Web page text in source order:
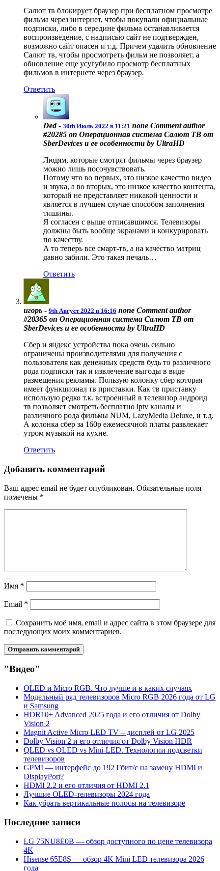
Салют тв блокирует браузер при бесплатном просмотре
фильма через интернет, чтобы покупали официальные
подписки, либо в середине фильма останавливается
воспроизведение, с надписью сайт не подтвержден,
возможно сайт опасен и т.д. Причем удалить обновление
Салют тв, чтобы просмотреть фильм не позволяет, а
обновление еще усугубило просмотр бесплатных
фильмов в интернете через браузер.
Ответить
Ded - 30th Июль 2022 в 11:21 none Comment author
#20285 on Операционная система Салют ТВ от
SberDevices и ее особенности by UltraHD
Людям, которые смотрят фильмы через браузер
можно лишь посочувствовать.
Потому что во первых, это низкое качество видео
и звука, а во вторых, это низкое качество контента,
который не представляет никакой ценности и
является в лучшем случае способом заполнения
тишины.
Я согласен с выше отписавшимся. Телевизоры
должны быть вообще экранами и конкурировать
по качеству.
А то теперь все смарт-тв, а на качество матриц
давно забили. Это такая печаль…
Ответить
игорь - 9th Август 2022 в 16:16 none Comment author
#20365 on Операционная система Салют ТВ от
SberDevices и ее особенности by UltraHD
Сбер и яндекс устройства пока очень сильно
ограничены производителями для получения с
пользователя как денежных средств будь то различного
рода подписки так и извлечение выгоды в виде
размещения рекламы. Пользую колонку сбер которая
имеет функционал тв приставки. Как тв приставку
использую редко т.к. встроенный в телевизор андроид
тв позволяет смотреть бесплатно iptv каналы и
различного рода фильмы NUM, LazyMedia Deluxe, и т.д.
А колонка сбер за 160р ежемесячной платы развлекает
утром музыкой на кухне.
Ответить
Добавить комментарий
Ваш адрес email не будет опубликован. Обязательные поля
помечены *
Имя *
Email *
Сохранить моё имя, email и адрес сайта в этом браузере для
последующих моих комментариев.
"Видео"
OLED и Micro RGB. Что лучше и в каких случаях
Модельный ряд телевизоров Micro RGB 2026 года от LG
и Samsung
HDR10+ Advanced 2025 года и его отличия от Dolby
Vision 2
Magnit Active Micro LED TV – дисплей от LG 2025
Dolby Vision 2 и его отличия от Dolby Vision HDR
QLED vs OLED vs Mini-LED. Технологии подсветки
телевизоров
GPMI — интерфейс до 192 Гбит/с на замену HDMI и
DisplayPort?
HDMI 2.2 и его отличия от HDMI 2.1
Лучшие OLED-телевизоры 2024 года
Как убрать вертикальные полосы на телевизоре
Последние записи
LG 75NU8E0B — обзор доступного по цене телевизора
4K
Hisense 65E8S — обзор 4K Mini LED телевизора 2026
года